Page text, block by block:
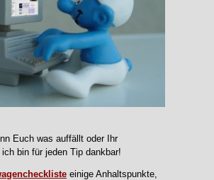
Euch was auffällt oder Ihr
, ich bin für jeden Tip dankbar!
einige Anhaltspunkte,